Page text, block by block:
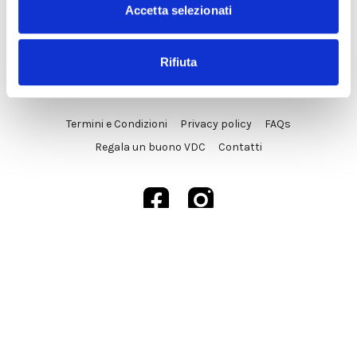
Accetta selezionati
Rifiuta
Termini e Condizioni Privacy policy
FAQs
Regala un buono VDC
Contatti